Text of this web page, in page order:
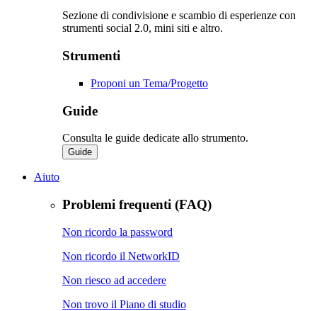
Sezione di condivisione e scambio di esperienze con
strumenti social 2.0, mini siti e altro.
Strumenti
Proponi un Tema/Progetto
Guide
Consulta le guide dedicate allo strumento.
Guide
Aiuto
Problemi frequenti (FAQ)
Non ricordo la password
Non ricordo il NetworkID
Non riesco ad accedere
Non trovo il Piano di studio